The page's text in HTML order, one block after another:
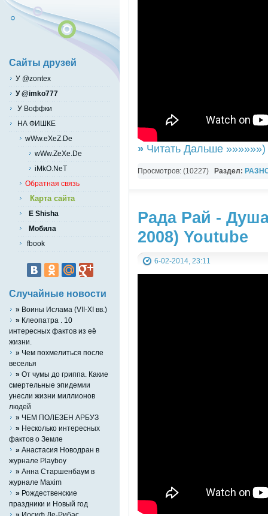
» Читать Дальше »»»»»»)
Просмотров: (10227) Раздел:
Рада Рай -
2008) Youtube
6-02-2014, 23:11
Сайты друзей
У @zontex
У @imko777
У Воффки
НА ФИШКЕ
wWw.eXeZ.De
wWw.ZeXe.De
iMkO.NeT
Обратная связь
Карта сайта
E Shisha
Мобила
fbook
Случайные новости
» Воины Ислама (VII-XI вв.)
» Клеопатра . 10
интересных фактов из её
жизни.
» Чем похмелиться после
веселья
» От чумы до гриппа. Какие
смертельные эпидемии
унесли жизни миллионов
людей
» ЧЕМ ПОЛЕЗЕН АРБУЗ
» Несколько интересных
фактов о Земле
» Анастасия Новодран в
журнале Playboy
» Анна Старшенбаум в
журнале Maxim
» Рождественские
праздники и Новый год